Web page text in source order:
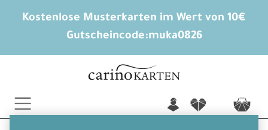
Kostenlose Musterkarten im Wert von 10€
Gutscheincode:muka0826
n f c